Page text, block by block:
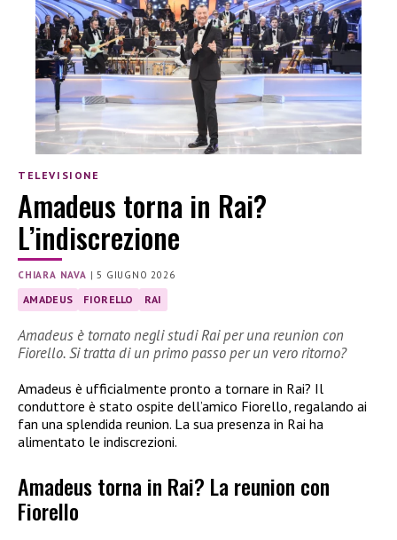
TELEVISIONE
Amadeus torna in Rai?
L’indiscrezione
CHIARA NAVA |5 GIUGNO 2026
AMADEUS FIORELLO RAI
Amadeus è tornato negli studi Rai per una reunion con
Fiorello. Si tratta di un primo passo per un vero ritorno?
Amadeus è ufficialmente pronto a tornare in Rai? Il
conduttore è stato ospite dell’amico Fiorello, regalando ai
fan una splendida reunion. La sua presenza in Rai ha
alimentato le indiscrezioni.
Amadeus torna in Rai? La reunion con
Fiorello